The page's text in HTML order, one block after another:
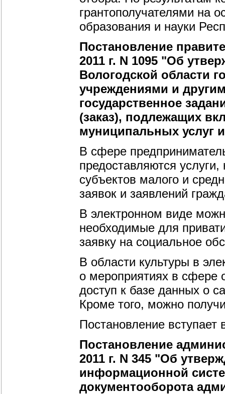
грантополучателями на
образования и науки
Постановление
2011 г. N 1095 "Об
Вологодской области
учреждениями и
государственное
(заказ), подлежащих
муниципальных услуг
В сфере
предоставляются
субъектов малого и
заявок и заявлений
В электронном виде
необходимые для
заявку на социальное
В области культуры в
о мероприятиях в сфере
доступ к базе данных о
Кроме того, можно
Постановление вступает
Постановление
2011 г. N 345 "Об
информационной
документооборота